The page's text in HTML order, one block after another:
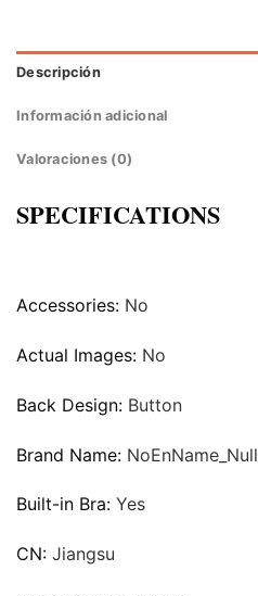
Descripción
Información adicional
Valoraciones (0)
SPECIFICATIONS
Accessories: No
Actual Images: No
Back Design: Button
Brand Name: NoEnName_Null
Built-in Bra: Yes
CN: Jiangsu